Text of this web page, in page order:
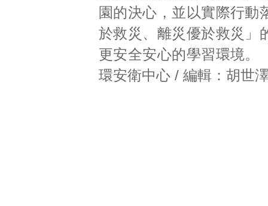
園的決心，並以實際行動
於救災、離災優於救災」
更安全安心的學習環境。
環安衛中心 / 編輯：胡世